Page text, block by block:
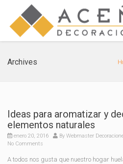
Archives
Ideas para aromatizar y
elementos naturales
enero 20, 2016 By Webmaster
No Comments
A todos nos gusta que nuestro hogar